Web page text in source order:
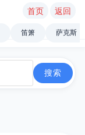
首页 返回
笛箫 萨克斯